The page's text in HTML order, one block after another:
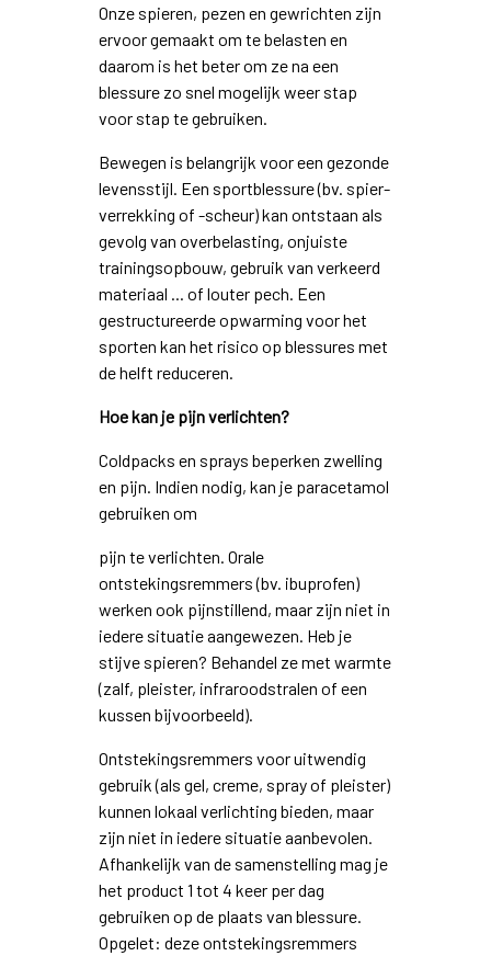
Onze spieren, pezen en gewrichten zijn
ervoor gemaakt om te belasten en
daarom is het beter om ze na een
blessure zo snel mogelijk weer stap
voor stap te gebruiken.
Bewegen is belangrijk voor een gezonde
levensstijl. Een sportblessure (bv. spier-
verrekking of -scheur) kan ontstaan als
gevolg van overbelasting, onjuiste
trainingsopbouw, gebruik van verkeerd
materiaal ... of louter pech. Een
gestructureerde opwarming voor het
sporten kan het risico op blessures met
de helft reduceren.
Hoe kan je pijn verlichten?
Coldpacks en sprays beperken zwelling
en pijn. Indien nodig, kan je paracetamol
gebruiken om
pijn te verlichten. Orale
ontstekingsremmers (bv. ibuprofen)
werken ook pijnstillend, maar zijn niet in
iedere situatie aangewezen. Heb je
stijve spieren? Behandel ze met warmte
(zalf, pleister, infraroodstralen of een
kussen bijvoorbeeld).
Ontstekingsremmers voor uitwendig
gebruik (als gel, creme, spray of pleister)
kunnen lokaal verlichting bieden, maar
zijn niet in iedere situatie aanbevolen.
Afhankelijk van de samenstelling mag je
het product 1 tot 4 keer per dag
gebruiken op de plaats van blessure.
Opgelet: deze ontstekingsremmers